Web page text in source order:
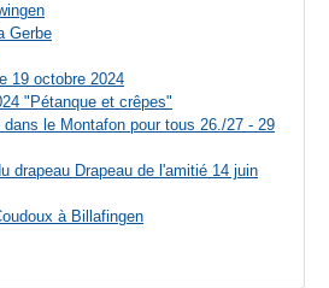
Gerbe
19 octobre 2024
"Pétanque et crêpes"
le Montafon pour tous 26./27 - 29
drapeau Drapeau de l'amitié 14 juin
à Billafingen